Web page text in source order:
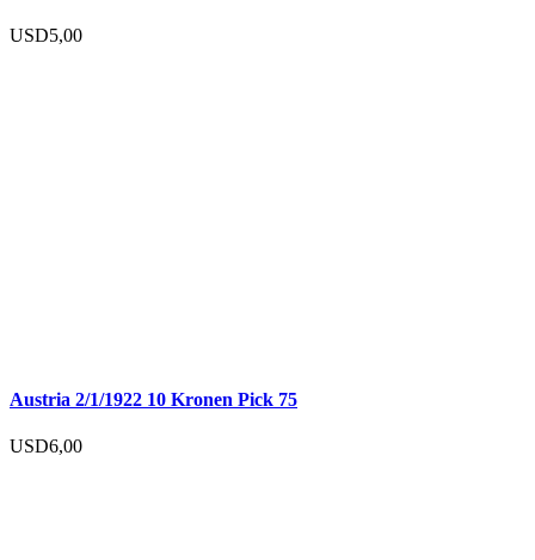
USD5,00
Austria 2/1/1922 10 Kronen Pick 75
USD6,00